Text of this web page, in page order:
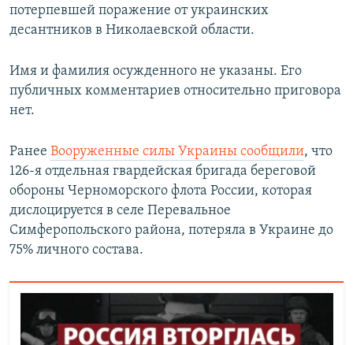
потерпевшей поражение от украинских
десантников в Николаевской области.
Имя и фамилия осужденного не указаны. Его
публичных комментариев относительно приговора
нет.
Ранее Вооруженные силы Украины сообщили, что
126-я отдельная гвардейская бригада береговой
обороны Черноморского флота России, которая
дислоцируется в селе Перевальное
Симферопольского района, потеряла в Украине до
75% личного состава.